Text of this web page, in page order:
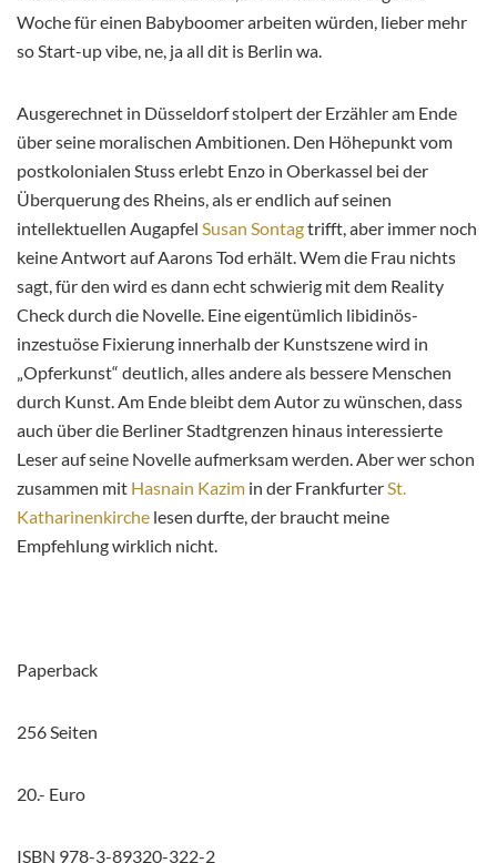
Woche für einen Babyboomer arbeiten würden, lieber mehr
so Start-up vibe, ne, ja all dit is Berlin wa.
Ausgerechnet in Düsseldorf stolpert der Erzähler am Ende
über seine moralischen Ambitionen. Den Höhepunkt vom
postkolonialen Stuss erlebt Enzo in Oberkassel bei der
Überquerung des Rheins, als er endlich auf seinen
intellektuellen Augapfel Susan Sontagtrifft, aber immer noch
keine Antwort auf Aarons Tod erhält. Wem die Frau nichts
sagt, für den wird es dann echt schwierig mit dem Reality
Check durch die Novelle. Eine eigentümlich libidinös-
inzestuöse Fixierung innerhalb der Kunstszene wird in
„Opferkunst“ deutlich, alles andere als bessere Menschen
durch Kunst. Am Ende bleibt dem Autor zu wünschen, dass
auch über die Berliner Stadtgrenzen hinaus interessierte
Leser auf seine Novelle aufmerksam werden. Aber wer schon
zusammen mit Hasnain Kazim in der FrankfurterSt.
Katharinenkirche lesen durfte, der braucht meine
Empfehlung wirklich nicht.
Paperback
256 Seiten
20.- Euro
ISBN 978-3-89320-322-2